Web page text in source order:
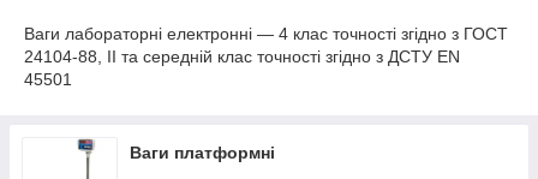
Ваги лабораторні електронні — 4 клас точності згідно з ГОСТ
24104-88, ІІ та середній клас точності згідно з ДСТУ EN
45501
Ваги платформні